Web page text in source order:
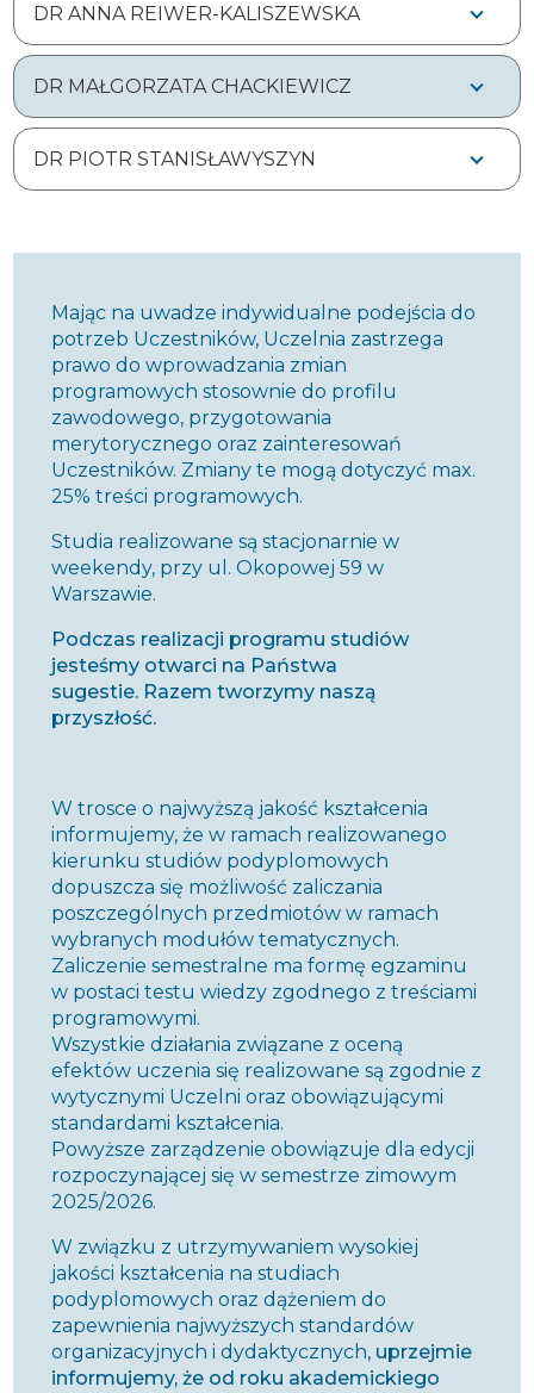
DR ANNA REIWER-KALISZEWSKA
DR MAŁGORZATA CHACKIEWICZ
DR PIOTR STANISŁAWYSZYN
Mając na uwadze indywidualne podejścia do
potrzeb Uczestników, Uczelnia zastrzega
prawo do wprowadzania zmian
programowych stosownie do profilu
zawodowego, przygotowania
merytorycznego oraz zainteresowań
Uczestników. Zmiany te mogą dotyczyć max.
25% treści programowych.
Studia realizowane są stacjonarnie w
weekendy, przy ul. Okopowej 59 w
Warszawie.
Podczas realizacji programu studiów
jesteśmy otwarci na Państwa
sugestie. Razem tworzymy naszą
przyszłość.
W trosce o najwyższą jakość kształcenia
informujemy, że w ramach realizowanego
kierunku studiów podyplomowych
dopuszcza się możliwość zaliczania
poszczególnych przedmiotów w ramach
wybranych modułów tematycznych.
Zaliczenie semestralne ma formę egzaminu
w postaci testu wiedzy zgodnego z treściami
programowymi.
Wszystkie działania związane z oceną
efektów uczenia się realizowane są zgodnie z
wytycznymi Uczelni oraz obowiązującymi
standardami kształcenia.
Powyższe zarządzenie obowiązuje dla edycji
rozpoczynającej się w semestrze zimowym
2025/2026.
W związku z utrzymywaniem wysokiej
jakości kształcenia na studiach
podyplomowych oraz dążeniem do
zapewnienia najwyższych standardów
organizacyjnych i dydaktycznych, uprzejmie
informujemy, że od roku akademickiego